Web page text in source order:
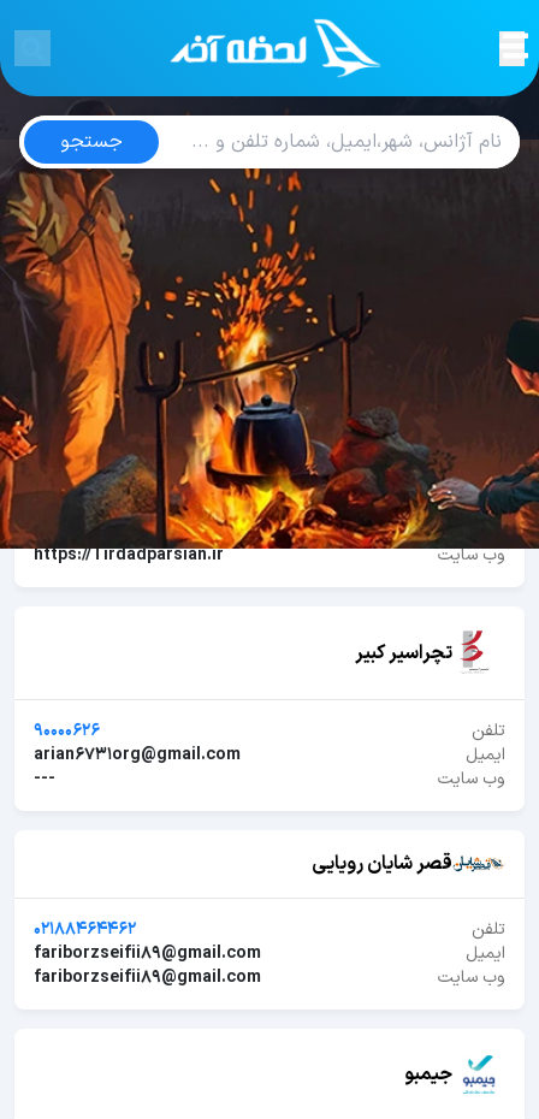
آژانس های گردشگری
جستجو
02191497061
asanmehrgiti@gmail.com
تیرداد اوژن پارسیان
تلفن
02188750460
ایمیل
parsiantirdad@gmail.com
وب سایت
https://Tirdadparsian.ir
تچراسیر کبیر
تلفن
90000626
ایمیل
arian6731org@gmail.com
وب سایت
---
قصر شایان رویایی
تلفن
02188464462
ایمیل
fariborzseifii89@gmail.com
وب سایت
fariborzseifii89@gmail.com
جیمبو